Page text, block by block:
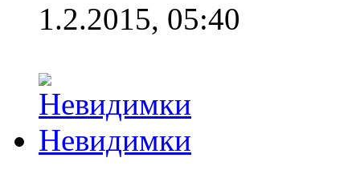
1.2.2015, 05:40
Невидимки